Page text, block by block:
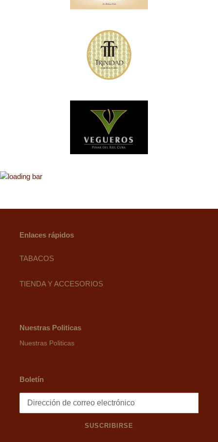
Enlaces rápidos
TABACOS
TIENDA Y ACCESORIOS
Nuestras Politicas
Nuestras Politicas
Boletín
SUSCRIBIRSE